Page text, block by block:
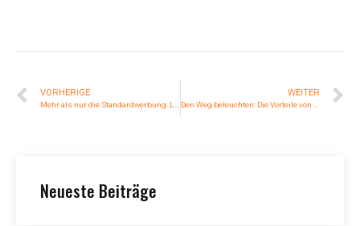
VORHERIGE
Mehr als nur die Standardwerbung: Las ventajas de la tecnología de advertencia LED
WEITER
Den Weg beleuchten: Die Vorteile von runden LED-Scheinwerfern
Neueste Beiträge